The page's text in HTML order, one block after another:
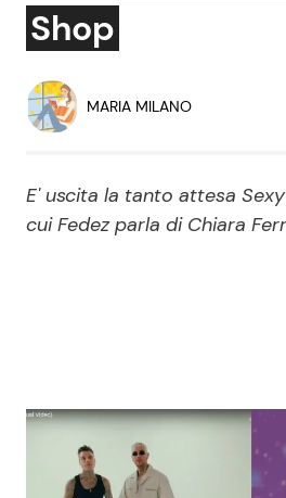
Dal Mondo
Economia
Persone Scomparse
Politica
News Musica
Shop
MARIA MILANO
E' uscita la tanto attesa
cui Fedez parla di Chiara